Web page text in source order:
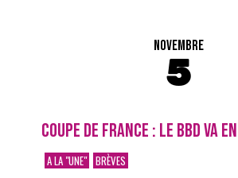
NOVEMBRE
5
COUPE DE FRANCE : LE BBD VA
A LA "UNE" BRÈVES